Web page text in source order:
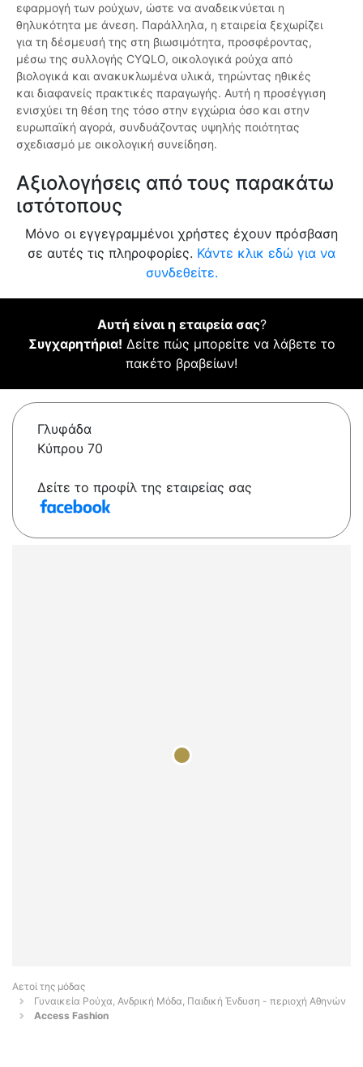
εφαρμογή των ρούχων, ώστε να αναδεικνύεται η
θηλυκότητα με άνεση. Παράλληλα, η εταιρεία ξεχωρίζει
για τη δέσμευσή της στη βιωσιμότητα, προσφέροντας,
μέσω της συλλογής CYQLO, οικολογικά ρούχα από
βιολογικά και ανακυκλωμένα υλικά, τηρώντας ηθικές
και διαφανείς πρακτικές παραγωγής. Αυτή η προσέγγιση
ενισχύει τη θέση της τόσο στην εγχώρια όσο και στην
ευρωπαϊκή αγορά, συνδυάζοντας υψηλής ποιότητας
σχεδιασμό με οικολογική συνείδηση.
Αξιολογήσεις από τους παρακάτω
ιστότοπους
Μόνο οι εγγεγραμμένοι χρήστες έχουν πρόσβαση
σε αυτές τις πληροφορίες. Κάντε κλικ εδώ για να
συνδεθείτε.
Αυτή είναι η εταιρεία σας?
Συγχαρητήρια! Δείτε πώς μπορείτε να λάβετε το
πακέτο βραβείων!
Γλυφάδα
Κύπρου 70
Δείτε το προφίλ της εταιρείας σας
Αετοί της μόδας
Γυναικεία Ρούχα, Ανδρική Μόδα, Παιδική Ένδυση - περιοχή Αθηνών
Access Fashion